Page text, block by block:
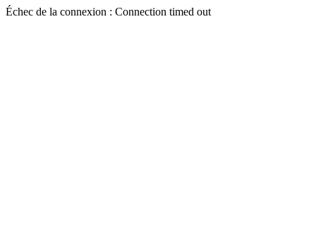
Échec de la connexion : Connection timed out